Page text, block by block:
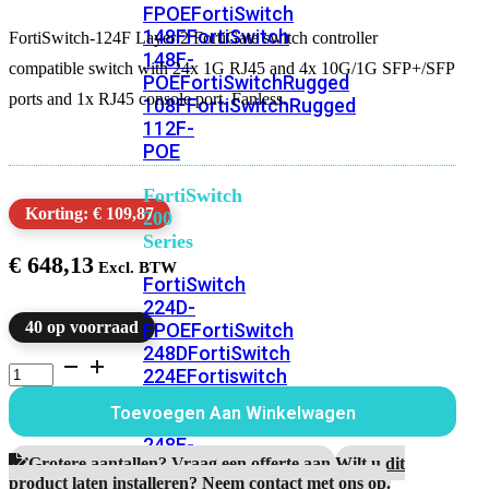
FPOEFortiSwitch
148FFortiSwitch
148F-
POEFortiSwitchRugged
108FFortiSwitchRugged
112F-
POE
FortiSwitch
200
Series
FortiSwitch
224D-
FPOEFortiSwitch
248DFortiSwitch
224EFortiswitch
POEFortiSwitch
248E-
POEFortiSwitch
FortiSwitch-124F Layer 2 FortiGate switch controller
compatible switch with 24x 1G RJ45 and 4x 10G/1G SFP+/SFP
ports and 1x RJ45 console port. Fanless.
Korting: € 109,87
€ 648,13
40 op voorraad
FortiSwitch-
124F
aantal
Toevoegen Aan Winkelwagen
Grotere aantallen? Vraag een offerte aan.Wilt u dit
product laten installeren? Neem contact met ons op.